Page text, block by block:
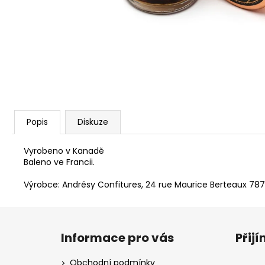
Popis Diskuze
Vyrobeno v Kanadě
Baleno ve Francii.
Výrobce: Andrésy Confitures, 24 rue Maurice Berteaux
Z
Informace pro vás
Obchodní podmínky